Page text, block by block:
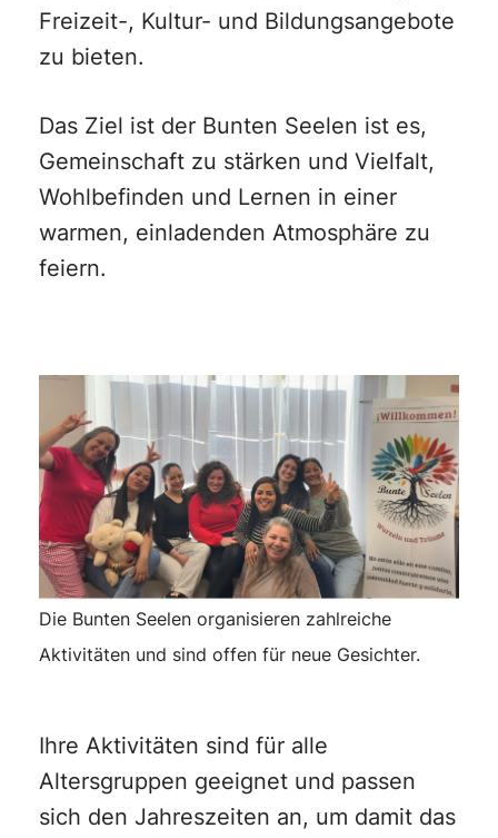
Freizeit-, Kultur- und Bildungsangebote
zu bieten.
Das Ziel ist der Bunten Seelen ist es,
Gemeinschaft zu stärken und Vielfalt,
Wohlbefinden und Lernen in einer
warmen, einladenden Atmosphäre zu
feiern.
Die Bunten Seelen organisieren zahlreiche
Aktivitäten und sind offen für neue Gesichter.
Ihre Aktivitäten sind für alle
Altersgruppen geeignet und passen
sich den Jahreszeiten an, um damit das